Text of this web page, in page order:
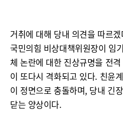
거취에 대해 당내 의견을 따르
국민의힘 비상대책위원장이 임
체 논란에 대한 진상규명을 전
이 또다시 격화되고 있다. 친윤
이 정면으로 충돌하며, 당내 긴
닫는 양상이다.